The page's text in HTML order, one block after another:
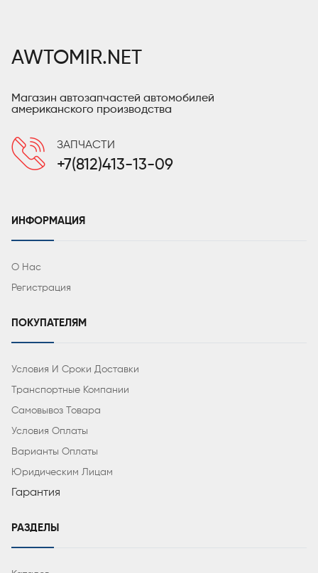
AWTOMIR.NET
Магазин автозапчастей автомобилей
американского производства
ЗАПЧАСТИ
+7(812)413-13-09
ИНФОРМАЦИЯ
О Нас
Регистрация
ПОКУПАТЕЛЯМ
Условия И Сроки Доставки
Транспортные Компании
Самовывоз Товара
Условия Оплаты
Варианты Оплаты
Юридическим Лицам
Гарантия
РАЗДЕЛЫ